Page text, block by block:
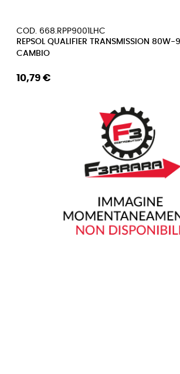
COD. 668.RPP9001LHC
REPSOL QUALIFIER TRANSMISSION 80W-
CAMBIO
10,79 €